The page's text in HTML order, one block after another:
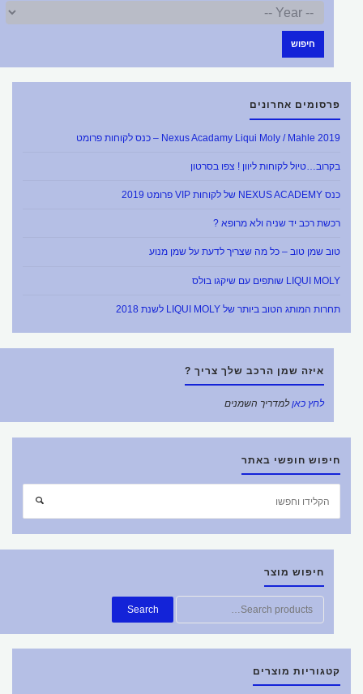
חיפוש
פרסומים אחרונים
Nexus Acadamy Liqui Moly / Mahle 2019 – כנס לקוחות פרומט
בקרוב…טיול לקוחות ליוון ! צפו בסרטון
כנס NEXUS ACADEMY של לקוחות VIP פרומט 2019
רכשת רכב יד שניה ולא מרופא ?
טוב שמן טוב – כל מה שצריך לדעת על שמן מנוע
LIQUI MOLY שותפים עם שיקגו בולס
תחרות המותג הטוב ביותר של LIQUI MOLY לשנת 2018
איזה שמן הרכב שלך צריך ?
לחץ כאןלמדריך השמנים
חיפוש חופשי באתר
חיפוש
חיפוש מוצר
חפש
את:
Search
קטגוריות מוצרים